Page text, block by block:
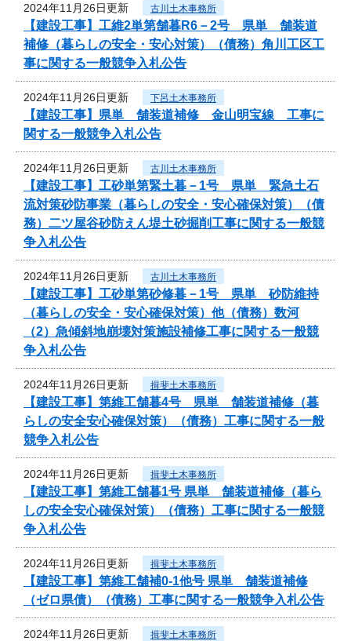
2024年11月26日更新 古川土木事務所
【建設工事】工維2単第舗暮R6－2号 県単 舗装道
補修（暮らしの安全・安心対策）（債務）角川工区工
事に関する一般競争入札公告
2024年11月26日更新 下呂土木事務所
【建設工事】県単 舗装道補修 金山明宝線 工事に
関する一般競争入札公告
2024年11月26日更新 古川土木事務所
【建設工事】工砂単第緊土暮－1号 県単 緊急土石
流対策砂防事業（暮らしの安全・安心確保対策）（債
務）二ツ屋谷砂防えん堤土砂掘削工事に関する一般競
争入札公告
2024年11月26日更新 古川土木事務所
【建設工事】工砂単第砂修暮－1号 県単 砂防維持
（暮らしの安全・安心確保対策）他（債務）数河
（2）急傾斜地崩壊対策施設補修工事に関する一般競
争入札公告
2024年11月26日更新 揖斐土木事務所
【建設工事】第維工舗暮4号 県単 舗装道補修（暮
らしの安全安心確保対策）（債務）工事に関する一般
競争入札公告
2024年11月26日更新 揖斐土木事務所
【建設工事】第維工舗暮1号 県単 舗装道補修（暮ら
しの安全安心確保対策）（債務）工事に関する一般競
争入札公告
2024年11月26日更新 揖斐土木事務所
【建設工事】第維工舗補0-1他号 県単 舗装道補修
（ゼロ県債）（債務）工事に関する一般競争入札公告
2024年11月26日更新 揖斐土木事務所